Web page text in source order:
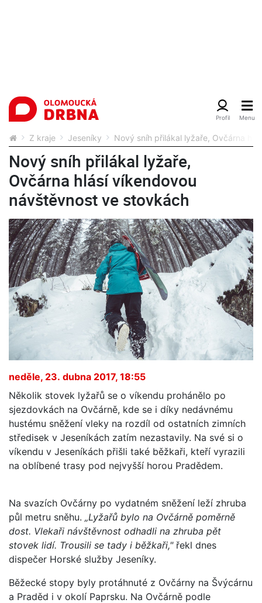
Z kraje Jeseníky Nový sníh přilákal lyžaře, Ovčárna
Nový sníh přilákal lyžaře,
Ovčárna hlásí víkendovou
návštěvnost ve stovkách
neděle, 23. dubna 2017, 18:55
Několik stovek lyžařů se o víkendu prohánělo po
sjezdovkách na Ovčárně, kde se i díky nedávnému
hustému sněžení vleky na rozdíl od ostatních zimních
středisek v Jeseníkách zatím nezastavily. Na své si o
víkendu v Jeseníkách přišli také běžkaři, kteří vyrazili
na oblíbené trasy pod nejvyšší horou Pradědem.
Na svazích Ovčárny po vydatném sněžení leží zhruba
půl metru sněhu. „Lyžařů bylo na Ovčárně poměrně
dost. Vlekaři návštěvnost odhadli na zhruba pět
stovek lidí. Trousili se tady i běžkaři,"řekl dnes
dispečer Horské služby Jeseníky.
Běžecké stopy byly protáhnuté z Ovčárny na Švýcárnu
a Praděd i v okolí Paprsku. Na Ovčárně podle